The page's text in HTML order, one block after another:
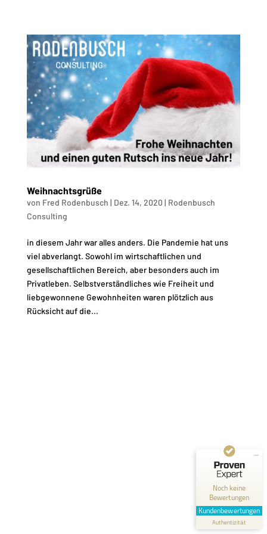
Weihnachtsgrüße
von Fred Rodenbusch | Dez. 14, 2020 | Rodenbusch
Consulting
in diesem Jahr war alles anders. Die Pandemie hat uns
viel abverlangt. Sowohl im wirtschaftlichen und
gesellschaftlichen Bereich, aber besonders auch im
Privatleben. Selbstverständliches wie Freiheit und
liebgewonnene Gewohnheiten waren plötzlich aus
Rücksicht auf die...
Noch keine
Bewertungen
Kundenbewertungen
Authentizität
Erfahren Sie mehr über dieses Bewertungssiegel
1.1.1970